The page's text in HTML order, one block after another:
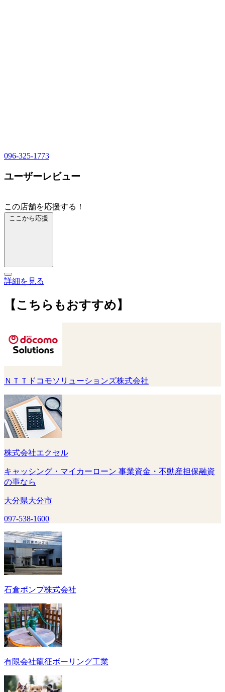
096-325-1773
ユーザーレビュー
この店舗を応援する！
ここから応援
詳細を見る
【こちらもおすすめ】
ＮＴＴドコモソリューションズ株式会社
株式会社エクセル
キャッシング・マイカーローン 事業資金・不動産担保融資
の事なら
大分県大分市
097-538-1600
石倉ポンプ株式会社
有限会社龍征ボーリング工業